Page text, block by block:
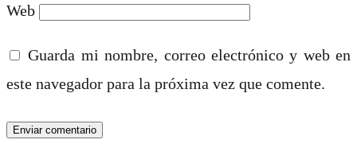
Web
Guarda mi nombre, correo electrónico y web en
este navegador para la próxima vez que comente.